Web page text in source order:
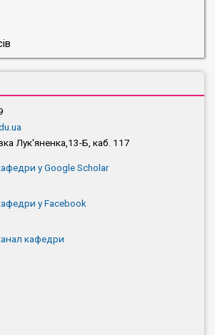
Лук'яненка,13-Б, каб. 117
у Google Scholar
у Facebook
кафедри